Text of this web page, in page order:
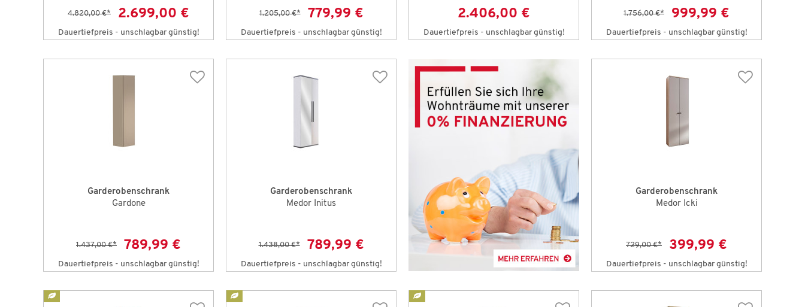
4.820,00 €* 2.699,00 €
Dauertiefpreis - unschlagbar günstig!
1.205,00 €* 779,99 €
Dauertiefpreis - unschlagbar günstig!
2.406,00 €
Dauertiefpreis - unschlagbar günstig!
1.756,00 €* 999,99 €
Dauertiefpreis - unschlagbar günstig!
Garderobenschrank
Gardone
1.437,00 €* 789,99 €
Dauertiefpreis - unschlagbar günstig!
Garderobenschrank
Medor Initus
1.438,00 €* 789,99 €
Dauertiefpreis - unschlagbar günstig!
Garderobenschrank
Medor Icki
729,00 €* 399,99 €
Dauertiefpreis - unschlagbar günstig!